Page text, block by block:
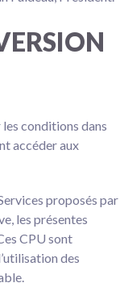
conditions dans
accéder aux
proposés par
les présentes
CPU sont
des